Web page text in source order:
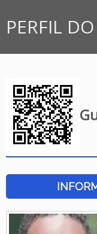
PERFIL